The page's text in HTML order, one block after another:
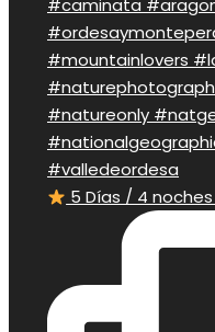
5 Días / 4